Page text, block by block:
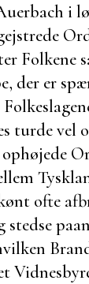
i
Folkene
der er
turde vel
ofte
stedse